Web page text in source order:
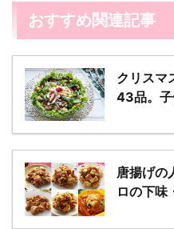
おすすめ関連記事
クリスマ
43品。子
唐揚げの
ロの下味